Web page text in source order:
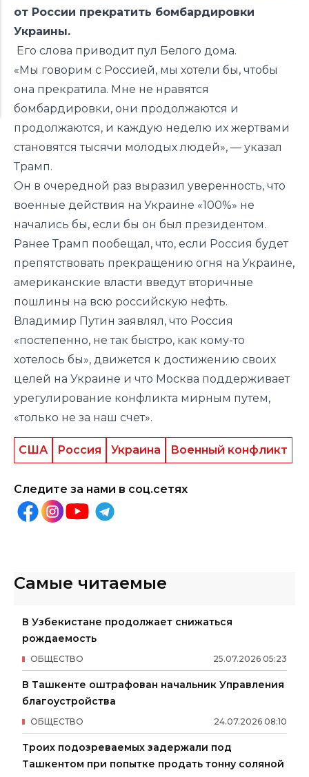
от России прекратить бомбардировки
Украины.
Его слова приводит пул Белого дома.
«Мы говорим с Россией, мы хотели бы, чтобы
она прекратила. Мне не нравятся
бомбардировки, они продолжаются и
продолжаются, и каждую неделю их жертвами
становятся тысячи молодых людей», — указал
Трамп.
Он в очередной раз выразил уверенность, что
военные действия на Украине «100%» не
начались бы, если бы он был президентом.
Ранее Трамп пообещал, что, если Россия будет
препятствовать прекращению огня на Украине,
американские власти введут вторичные
пошлины на всю российскую нефть.
Владимир Путин заявлял, что Россия
«постепенно, не так быстро, как кому-то
хотелось бы», движется к достижению своих
целей на Украине и что Москва поддерживает
урегулирование конфликта мирным путем,
«только не за наш счет».
США Россия Украина Военный конфликт
Следите за нами в соц.сетях
Самые читаемые
В Узбекистане продолжает снижаться
рождаемость
25.07.2026 05:23
ОБЩЕСТВО
В Ташкенте оштрафован начальник Управления
благоустройства
24.07.2026 08:10
ОБЩЕСТВО
Троих подозреваемых задержали под
Ташкентом при попытке продать тонну соляной